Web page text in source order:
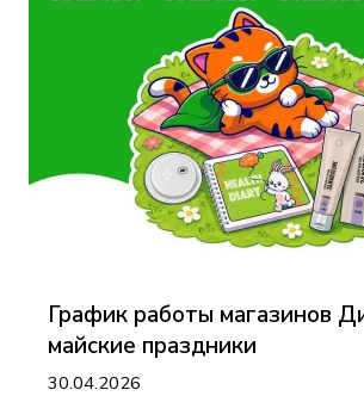
График работы магазинов
майские праздники
30.04.2026